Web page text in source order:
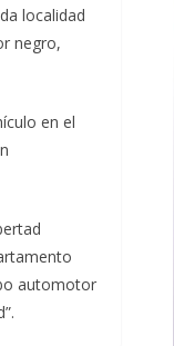
localidad
negro,
en el
automotor